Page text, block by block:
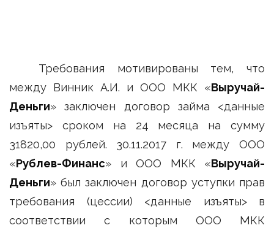
Требования мотивированы тем, что
между Винник А.И. и ООО МКК «Выручай-
Деньги» заключен договор займа <данные
изъяты> сроком на 24 месяца на сумму
31820,00 рублей. 30.11.2017 г. между ООО
«Рублев-Финанс» и ООО МКК «Выручай-
Деньги» был заключен договор уступки прав
требования (цессии) <данные изъяты> в
соответствии с которым ООО МКК